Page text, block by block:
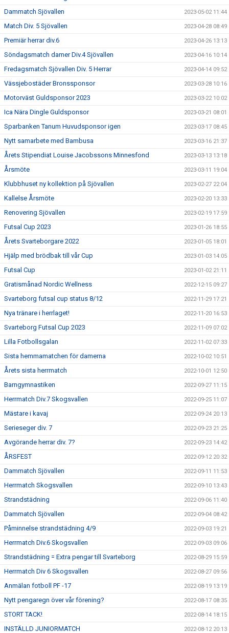
Dammatch Sjövallen 2023-05-02 11:44
Match Div. 5 Sjövallen 2023-04-28 08:49
Premiär herrar div.6 2023-04-26 13:13
Söndagsmatch damer Div.4 Sjövallen 2023-04-16 10:14
Fredagsmatch Sjövallen Div. 5 Herrar 2023-04-14 09:52
Vässjebostäder Bronssponsor 2023-03-28 10:16
Motorväst Guldsponsor 2023 2023-03-22 10:02
Ica Nära Dingle Guldsponsor 2023-03-21 08:01
Sparbanken Tanum Huvudsponsor igen 2023-03-17 08:45
Nytt samarbete med Bambusa 2023-03-16 21:37
Årets Stipendiat Louise Jacobssons Minnesfond 2023-03-13 13:18
Årsmöte 2023-03-11 19:04
Klubbhuset ny kollektion på Sjövallen 2023-02-27 22:04
Kallelse Årsmöte 2023-02-20 13:33
Renovering Sjövallen 2023-02-19 17:59
Futsal Cup 2023 2023-01-26 18:55
Årets Svarteborgare 2022 2023-01-05 18:01
Hjälp med brödbak till vår Cup 2023-01-03 14:05
Futsal Cup 2023-01-02 21:11
Gratismånad Nordic Wellness 2022-12-15 09:27
Svarteborg futsal cup status 8/12 2022-11-29 17:21
Nya tränare i herrlaget! 2022-11-20 16:53
Svarteborg Futsal Cup 2023 2022-11-09 07:02
Lilla Fotbollsgalan 2022-11-02 07:33
Sista hemmamatchen för damerna 2022-10-02 10:51
Årets sista herrmatch 2022-10-01 12:50
Barngymnastiken 2022-09-27 11:15
Herrmatch Div.7 Skogsvallen 2022-09-25 11:07
Mästare i kavaj 2022-09-24 20:13
Serieseger div. 7 2022-09-23 21:25
Avgörande herrar div. 7? 2022-09-23 14:42
ÅRSFEST 2022-09-12 20:32
Dammatch Sjövallen 2022-09-11 11:53
Herrmatch Skogsvallen 2022-09-10 13:43
Strandstädning 2022-09-06 11:40
Dammatch Sjövallen 2022-09-04 08:42
Påminnelse strandstädning 4/9 2022-09-03 19:21
Herrmatch Div.6 Skogsvallen 2022-09-03 09:06
Strandstädning = Extra pengar till Svarteborg 2022-08-29 15:59
Herrmatch Div 6 Skogsvallen 2022-08-27 09:56
Anmälan fotboll PF -17 2022-08-19 13:19
Nytt pengaregn över vår förening? 2022-08-17 08:35
STORT TACK! 2022-08-14 18:15
INSTÄLLD JUNIORMATCH 2022-08-12 20:13